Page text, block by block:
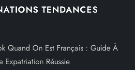
TENDANCES
Quand On Est Français : Guide À
Expatriation Réussie